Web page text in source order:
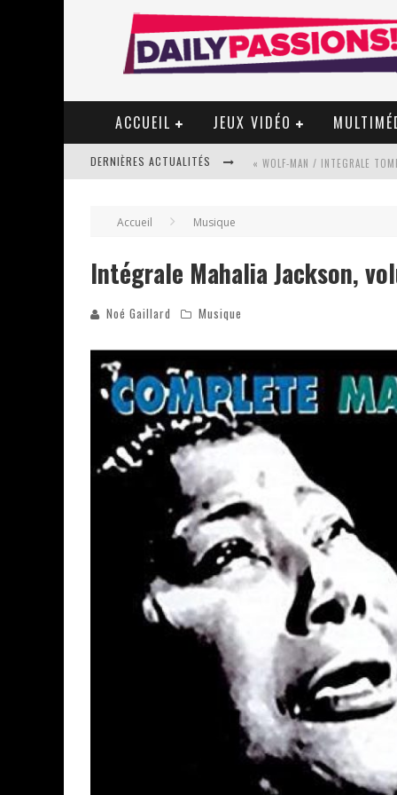
ACCUEIL JEUX VIDÉO
DERNIÈRES ACTUALITÉS « WOLF-MAN / INTEGRALE
PSYRIVER 2026 : LA MAGIE
« MOFUSAND / PARLER
ASSASSIN'S CREED BLACK FLAG
« LE VENT DAND LES SAULES
« DAMN THEM ALL » - UN DUO
YOSHI AND THE MYSTERIOUS
Accueil Musique
Intégrale Mahalia Jackson,
Noé Gaillard Musique